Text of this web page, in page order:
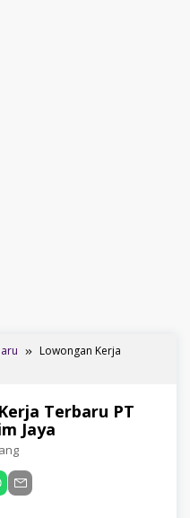
Lowongan Kerja
Terbaru PT
Jaya